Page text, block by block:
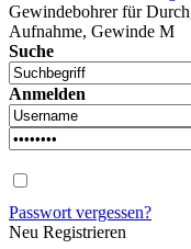
Gewindebohrer für
Aufnahme, Gewinde M
Suche
Anmelden
Passwort vergessen?
Neu Registrieren